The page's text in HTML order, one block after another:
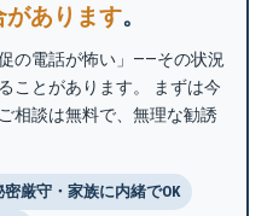
があります。
の電話が怖い」——その状況
ことがあります。 まずは今
相談は無料で、無理な勧誘
密厳守・家族に内緒でOK